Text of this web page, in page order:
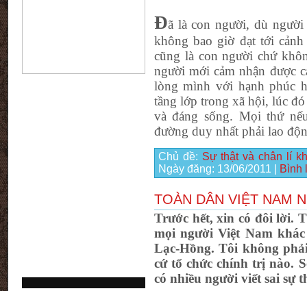
Đã là con người, dù
không bao giờ đạt tới
cũng là con người chứ
người mới cảm nhận được
lòng mình với hạnh phúc
tầng lớp trong xã hội, lúc
và đáng sống. Mọi thứ
đường duy nhất phải lao
Chủ đề: Sự thật và chân lí
Ngày đăng: 13/06/2011 Bình
TOÀN DÂN VIỆT NAM
Trước hết, xin có đôi lời.
mọi người Việt Nam
Lạc-Hồng. Tôi không
cứ tổ chức chính trị nào.
có nhiều người viết sai sự